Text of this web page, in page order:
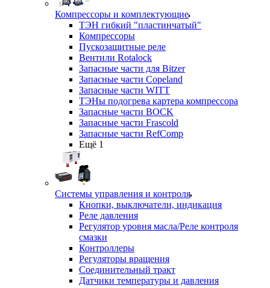
Компрессоры и комплектующие
ТЭН гибкий "пластинчатый"
Компрессоры
Пускозащитные реле
Вентили Rotalock
Запасные части для Bitzer
Запасные части Copeland
Запасные части WITT
ТЭНы подогрева картера компрессора
Запасные части BOCK
Запасные части Frascold
Запасные части RefComp
Ещё 1
Системы управления и контроля
Кнопки, выключатели, индикация
Реле давления
Регулятор уровня масла/Реле контроля
смазки
Контроллеры
Регуляторы вращения
Соединительный тракт
Датчики температуры и давления